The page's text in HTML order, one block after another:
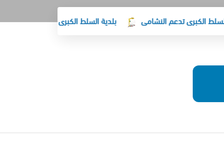
تدعم النشامى بلدية السلط الكبرى تهنئ جلالة الملك وولي